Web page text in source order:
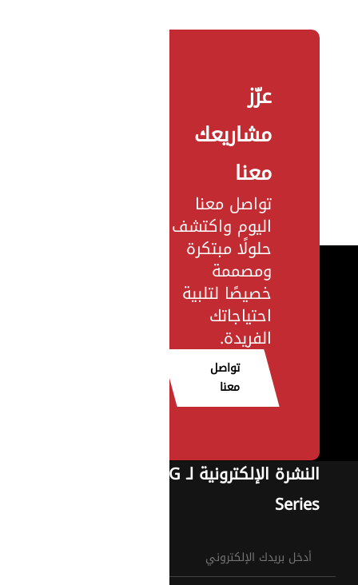
عزّز
مشاريعك
معنا
تواصل معنا
اليوم واكتشف
حلولًا مبتكرة
ومصممة
خصيصًا لتلبية
احتياجاتك
الفريدة.
تواصل
معنا
النشرة الإلكترونية لـ G
Series